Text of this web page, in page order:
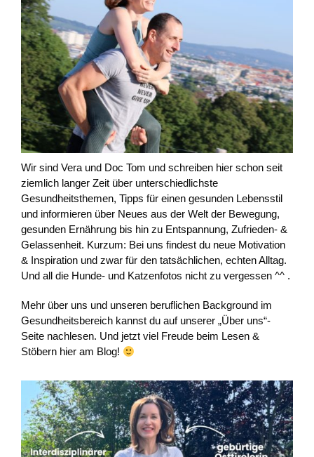
Wir sind Vera und Doc Tom und schreiben hier schon seit
ziemlich langer Zeit über unterschiedlichste
Gesundheitsthemen, Tipps für einen gesunden Lebensstil
und informieren über Neues aus der Welt der Bewegung,
gesunden Ernährung bis hin zu Entspannung, Zufrieden- &
Gelassenheit. Kurzum: Bei uns findest du neue Motivation
& Inspiration und zwar für den tatsächlichen, echten Alltag.
Und all die Hunde- und Katzenfotos nicht zu vergessen ^^ .
Mehr über uns und unseren beruflichen Background im
Gesundheitsbereich kannst du auf unserer „Über uns“-
Seite nachlesen. Und jetzt viel Freude beim Lesen &
Stöbern hier am Blog!